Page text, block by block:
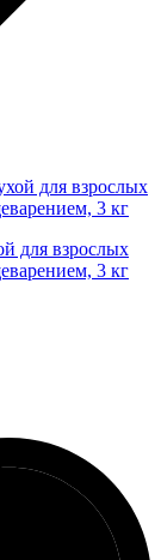
для взрослых
3 кг